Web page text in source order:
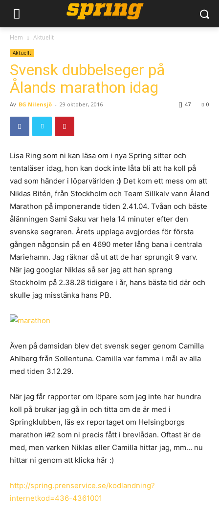
Hem Aktuellt
Aktuellt
Svensk dubbelseger på
Ålands marathon idag
Av BG Nilensjö - 29 oktober, 2016 0
47
Lisa Ring som ni kan läsa om i nya Spring sitter och
tentaläser idag, hon kan dock inte låta bli att ha koll på
vad som händer i löparvärlden :) Det kom ett mess om att
Niklas Bitén, från Stockholm och Team Sillkalv vann Åland
Marathon på imponerande tiden 2.41.04. Tvåan och bäste
ålänningen Sami Saku var hela 14 minuter efter den
svenske segraren. Årets upplaga avgjordes för första
gången någonsin på en 4690 meter lång bana i centrala
Mariehamn. Jag räknar då ut att de har sprungit 9 varv.
När jag googlar Niklas så ser jag att han sprang
Stockholm på 2.38.28 tidigare i år, hans bästa tid där och
skulle jag misstänka hans PB.
Även på damsidan blev det svensk seger genom Camilla
Ahlberg från Sollentuna. Camilla var femma i mål av alla
med tiden 3.12.29.
När jag får rapporter om löpare som jag inte har hundra
koll på brukar jag gå in och titta om de är med i
Springklubben, läs ex reportaget om Helsingborgs
marathon i#2 som ni precis fått i brevlådan. Oftast är de
med, men varken Niklas eller Camilla hittar jag, mm… nu
hittar ni genom att klicka här :)
http://spring.prenservice.se/kodlandning?
internetkod=436-4361001